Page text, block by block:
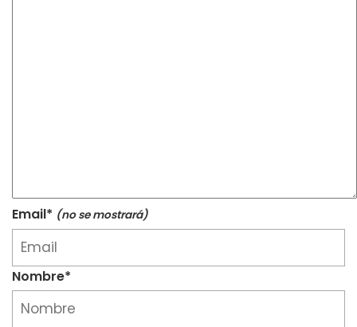
Email* (no se mostrará)
Nombre*